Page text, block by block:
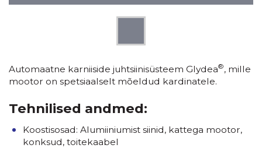
Automaatne karniiside juhtsiinisüsteem Glydea®, mille
mootor on spetsiaalselt mõeldud kardinatele.
Tehnilised andmed:
Koostisosad: Alumiiniumist siinid, kattega mootor,
konksud, toitekaabel